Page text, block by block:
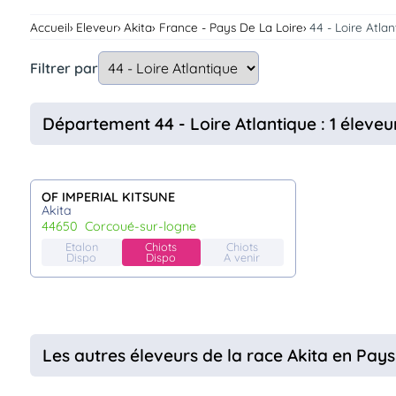
Connexion
Accueil Eleveur Akita France - Pays De La Loire 44 - Loire
Filtrer par
Département 44 - Loire Atlantique : 1
OF IMPERIAL KITSUNE
Akita
44650
corcoué-sur-logne
Etalon
Dispo
Chiots
Dispo
Chiots
A venir
Les autres éleveurs de la race Akita en